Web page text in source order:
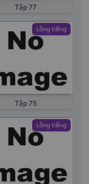
Tập 77
Lồng tiếng
Tập 75
Lồng tiếng